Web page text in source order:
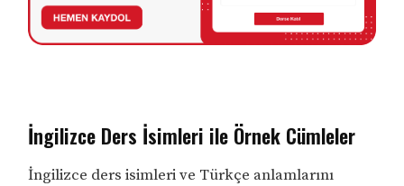
İngilizce Ders İsimleri ile Örnek Cümleler
İngilizce ders isimleri ve Türkçe anlamlarını